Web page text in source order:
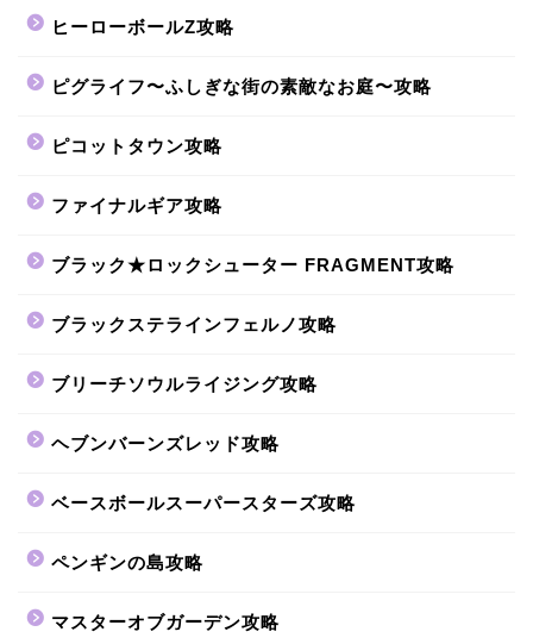
ヒーローボールZ攻略
ピグライフ〜ふしぎな街の素敵なお庭〜攻略
ピコットタウン攻略
ファイナルギア攻略
ブラック★ロックシューター FRAGMENT攻略
ブラックステラインフェルノ攻略
ブリーチソウルライジング攻略
ヘブンバーンズレッド攻略
ベースボールスーパースターズ攻略
ペンギンの島攻略
マスターオブガーデン攻略